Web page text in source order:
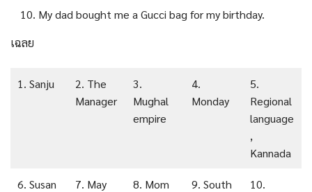
My dad bought me a Gucci bag for my birthday.
เฉลย
1. Sanju
2. The
Manager
3.
Mughal
empire
4.
Monday
5.
Regional
language
,
Kannada
6. Susan 7. May 8. Mom
9. South
10.